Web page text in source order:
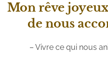
Mon rêve
de nous
– Vivre ce qui nous